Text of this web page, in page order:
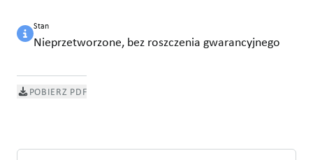
Stan
Nieprzetworzone, bez roszczenia gwarancyjnego
POBIERZ PDF